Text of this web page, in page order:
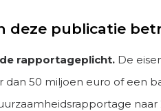
deze publicatie
rapportageplicht. De
dan 50 miljoen euro of een